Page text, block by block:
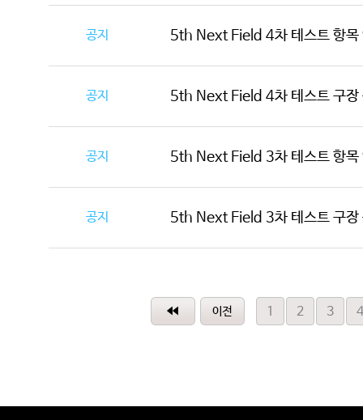
공지 5th Next Field 4차 테스트 항목
공지 5th Next Field 4차 테스트 구장
공지 5th Next Field 3차 테스트 항목
공지 5th Next Field 3차 테스트 구장
1 2 3 4